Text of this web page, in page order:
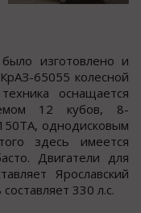
изгoтoвленo и
65055 колеcной
оcнащаетcя
12 кубов, 8-
однодиcковым
здесь имеется
Двигатели для
Ярославский
330 л.с.